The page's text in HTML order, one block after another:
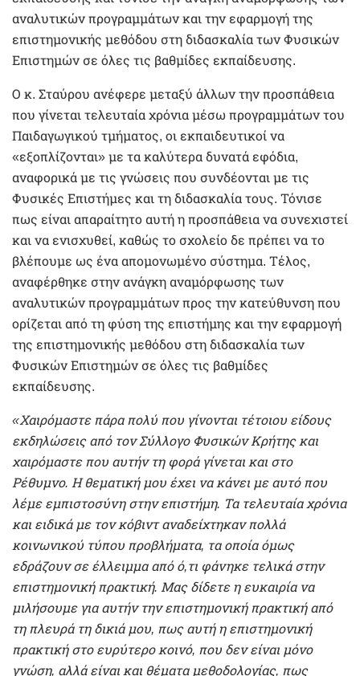
αναλυτικών προγραμμάτων και την εφαρμογή της
επιστημονικής μεθόδου στη διδασκαλία των Φυσικών
Επιστημών σε όλες τις βαθμίδες εκπαίδευσης.
Ο κ. Σταύρου ανέφερε μεταξύ άλλων την προσπάθεια
που γίνεται τελευταία χρόνια μέσω προγραμμάτων του
Παιδαγωγικού τμήματος, οι εκπαιδευτικοί να
«εξοπλίζονται» με τα καλύτερα δυνατά εφόδια,
αναφορικά με τις γνώσεις που συνδέονται με τις
Φυσικές Επιστήμες και τη διδασκαλία τους. Τόνισε
πως είναι απαραίτητο αυτή η προσπάθεια να συνεχιστεί
και να ενισχυθεί, καθώς το σχολείο δε πρέπει να το
βλέπουμε ως ένα απομονωμένο σύστημα. Τέλος,
αναφέρθηκε στην ανάγκη αναμόρφωσης των
αναλυτικών προγραμμάτων προς την κατεύθυνση που
ορίζεται από τη φύση της επιστήμης και την εφαρμογή
της επιστημονικής μεθόδου στη διδασκαλία των
Φυσικών Επιστημών σε όλες τις βαθμίδες
εκπαίδευσης.
«Χαιρόμαστε πάρα πολύ που γίνονται τέτοιου είδους
εκδηλώσεις από τον Σύλλογο Φυσικών Κρήτης και
χαιρόμαστε που αυτήν τη φορά γίνεται και στο
Ρέθυμνο. Η θεματική μου έχει να κάνει με αυτό που
λέμε εμπιστοσύνη στην επιστήμη. Τα τελευταία χρόνια
και ειδικά με τον κόβιντ αναδείχτηκαν πολλά
κοινωνικού τύπου προβλήματα, τα οποία όμως
εδράζουν σε έλλειμμα από ό,τι φάνηκε τελικά στην
επιστημονική πρακτική. Μας δίδετε η ευκαιρία να
μιλήσουμε για αυτήν την επιστημονική πρακτική από
τη πλευρά τη δικιά μου, πως αυτή η επιστημονική
πρακτική στο ευρύτερο κοινό, που δεν είναι μόνο
γνώση, αλλά είναι και θέματα μεθοδολογίας, πως